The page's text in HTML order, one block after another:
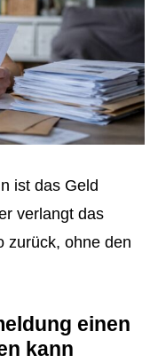
ist das Geld
verlangt das
zurück, ohne den
einen
kann